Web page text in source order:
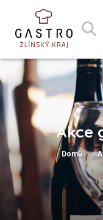
Akce
Domů